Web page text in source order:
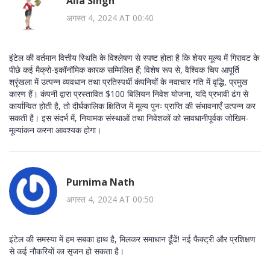
अगस्त 4, 2024 AT 00:40
इंटेल की वर्तमान वित्तीय स्थिति के विश्लेषण से स्पष्ट होता है कि शेयर मूल्य में गिरावट के
पीछे कई मैक्रो-इकॉनॉमिक कारक सम्मिलित हैं; विशेष रूप से, वैश्विक चिप आपूर्ति
श्रृंखला में उत्पन्न व्यवधान तथा प्रतिस्पर्धी कंपनियों के नवाचार गति में वृद्धि, प्रमुख
कारण हैं। कंपनी द्वारा प्रस्तावित $100 बिलियन निवेश योजना, यदि प्रभावी ढंग से
कार्यान्वित होती है, तो दीर्घकालिक क्षितिज में मूल्य पुनः प्राप्ति की संभावनाएँ उत्पन्न कर
सकती है। इस संदर्भ में, नियामक संस्थाओं तथा निवेशकों को सावधानीपूर्वक जोखिम-
मूल्यांकन करना आवश्यक होगा।
Purnima Nath
अगस्त 4, 2024 AT 00:50
इंटेल की समस्या में हम सबका हाथ है, मिलकर समाधान ढूँढें! नई फैक्ट्री और प्रशिक्षण
से कई नौकरियों का सृजन हो सकता है।